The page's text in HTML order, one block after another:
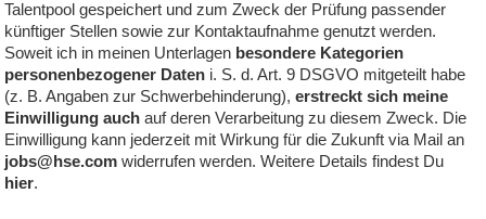
Talentpool gespeichert und zum Zweck der Prüfung passender
künftiger Stellen sowie zur Kontaktaufnahme genutzt werden.
Soweit ich in meinen Unterlagen besondere Kategorien
personenbezogener Daten i. S. d. Art. 9 DSGVO mitgeteilt habe
(z. B. Angaben zur Schwerbehinderung),erstreckt sich meine
Einwilligung auch auf deren Verarbeitung zu diesem Zweck. Die
Einwilligung kann jederzeit mit Wirkung für die Zukunft via Mail an
jobs@hse.com widerrufen werden. Weitere Details findest Du
hier.